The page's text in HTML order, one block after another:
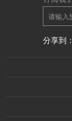
分享到：